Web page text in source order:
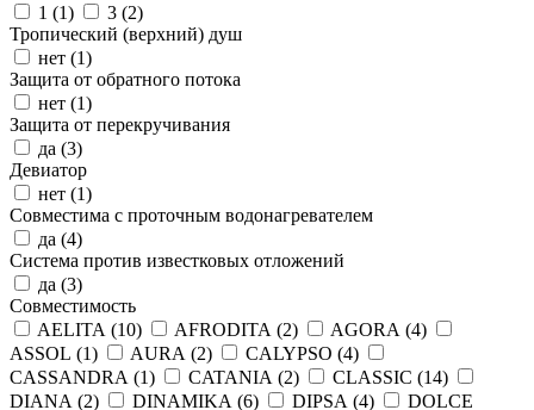
1 (1) 3 (2)
Тропический (верхний) душ
нет (1)
Защита от обратного потока
нет (1)
Защита от перекручивания
да (3)
Девиатор
нет (1)
Совместима с проточным водонагревателем
да (4)
Система против известковых отложений
да (3)
Совместимость
AELITA (10) AFRODITA (2) AGORA (4)
ASSOL (1) AURA (2) CALYPSO (4)
CASSANDRA (1) CATANIA (2) CLASSIC (14)
DIANA (2) DINAMIKA (6) DIPSA (4)
DOLCE